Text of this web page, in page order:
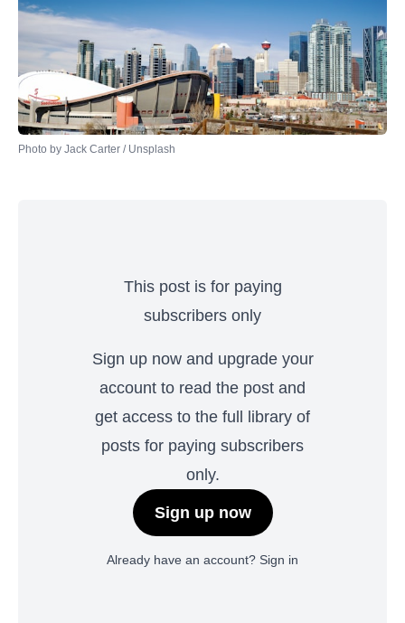
Photo by Jack Carter / Unsplash
This post is for paying
subscribers only
Sign up now and upgrade your
account to read the post and
get access to the full library of
posts for paying subscribers
only.
Sign up now
Already have an account? Sign in